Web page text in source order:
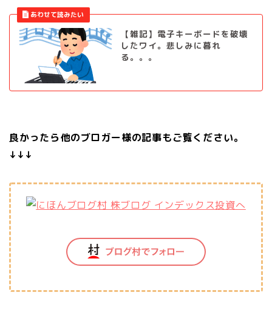
【雑記】電子キーボードを破壊
したワイ。悲しみに暮れ
る。。。
良かったら他のブロガー様の記事もご覧ください。
↓↓↓